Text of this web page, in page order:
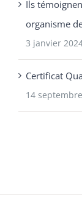
Ils
organisme
3 janvier
Certificat
14